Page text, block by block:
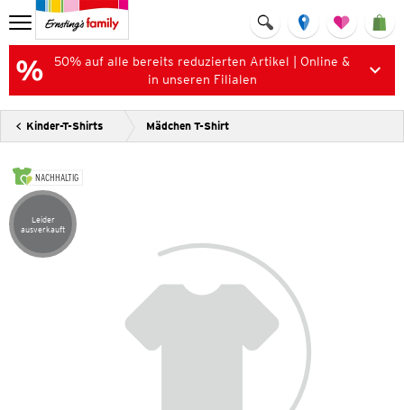
50% auf alle bereits reduzierten Artikel | Online &
in unseren Filialen
Kinder-T-Shirts Mädchen T-Shirt
NACHHALTIG
Artikel leider ausverkauft
Leider
ausverkauft